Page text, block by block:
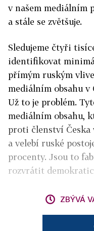
v našem mediálním
a stále se zvětšuje.
Sledujeme čtyři
identifikovat
přímým ruským
mediálním obsahu v
Už to je problém.
mediálním obsahu,
proti členství Česka
a velebí ruské
procenty. Jsou to
rozvrátit
ZBÝVÁ